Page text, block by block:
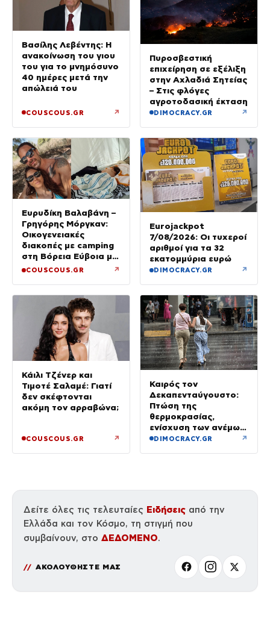
Βασίλης Λεβέντης: Η
ανακοίνωση του γιου
του για το μνημόσυνο
40 ημέρες μετά την
απώλειά του
COUSCOUS.GR ↗
Πυροσβεστική
επιχείρηση σε εξέλιξη
στην Αχλαδιά Σητείας
– Στις φλόγες
αγροτοδασική έκταση
DIMOCRACY.GR ↗
Ευρυδίκη Βαλαβάνη –
Γρηγόρης Μόργκαν:
Οικογενειακές
διακοπές με camping
στη Βόρεια Εύβοια με
τον ενός έτους γιο
COUSCOUS.GR ↗
Eurojackpot
7/08/2026: Οι τυχεροί
αριθμοί για τα 32
εκατομμύρια ευρώ
DIMOCRACY.GR ↗
Κάιλι Τζένερ και
Τιμοτέ Σαλαμέ: Γιατί
δεν σκέφτονται
ακόμη τον αρραβώνα;
COUSCOUS.GR ↗
Καιρός τον
Δεκαπενταύγουστο:
Πτώση της
θερμοκρασίας,
ενίσχυση των ανέμων
και καταιγίδες όπου
DIMOCRACY.GR ↗
Δείτε όλες τις τελευταίες Ειδήσεις από την
Ελλάδα και τον Κόσμο, τη στιγμή που
συμβαίνουν, στο ΔΕΔΟΜΕΝΟ.
ΑΚΟΛΟΥΘΗΣΤΕ ΜΑΣ